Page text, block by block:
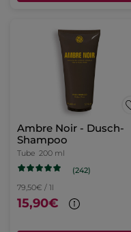
Ambre Noir - Dusch-
Shampoo
Tube 200 ml
(242)
79,50€ / 1l
15,90€